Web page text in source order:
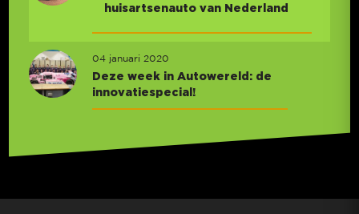
huisartsenauto van Nederland
04 januari 2020
Deze week in Autowereld: de
innovatiespecial!